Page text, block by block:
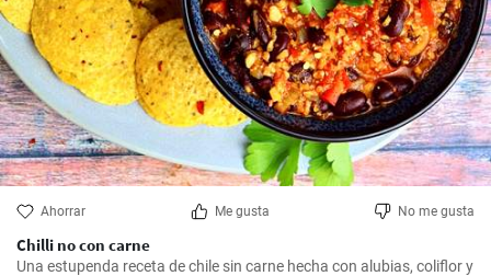
Ahorrar Me gusta No me gusta
Chilli no con carne
Una estupenda receta de chile sin carne hecha con alubias, coliflor y